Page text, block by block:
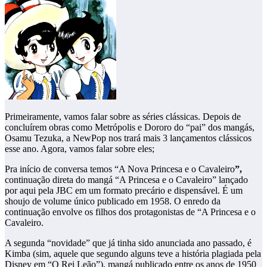
Primeiramente, vamos falar sobre as séries clássicas. Depois de
concluírem obras como Metrópolis e Dororo do “pai” dos mangás,
Osamu Tezuka, a NewPop nos trará mais 3 lançamentos clássicos
esse ano. Agora, vamos falar sobre eles;
Pra início de conversa temos “A Nova Princesa e o Cavaleiro”,
continuação direta do mangá “A Princesa e o Cavaleiro” lançado
por aqui pela JBC em um formato precário e dispensável. É um
shoujo de volume único publicado em 1958. O enredo da
continuação envolve os filhos dos protagonistas de “A Princesa e o
Cavaleiro.
A segunda “novidade” que já tinha sido anunciada ano passado, é
Kimba (sim, aquele que segundo alguns teve a história plagiada pela
Disney em “O Rei Leão”), mangá publicado entre os anos de 1950